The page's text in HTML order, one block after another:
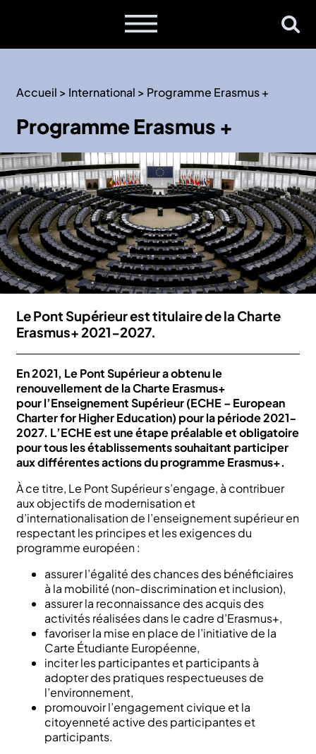
Accueil > International > Programme Erasmus +
Programme Erasmus +
Le Pont Supérieur est titulaire de la Charte
Erasmus+ 2021-2027.
En 2021, Le Pont Supérieur a obtenu le
renouvellement de la Charte Erasmus+
pour l’Enseignement Supérieur (ECHE – European
Charter for Higher Education) pour la période 2021-
2027. L’ECHE est une étape préalable et obligatoire
pour tous les établissements souhaitant participer
aux différentes actions du programme Erasmus+.
À ce titre, Le Pont Supérieur s’engage, à contribuer
aux objectifs de modernisation et
d’internationalisation de l’enseignement supérieur en
respectant les principes et les exigences du
programme européen :
assurer l’égalité des chances des bénéficiaires
à la mobilité (non-discrimination et inclusion),
assurer la reconnaissance des acquis des
activités réalisées dans le cadre d’Erasmus+,
favoriser la mise en place de l’initiative de la
Carte Étudiante Européenne,
inciter les participantes et participants à
adopter des pratiques respectueuses de
l’environnement,
promouvoir l’engagement civique et la
citoyenneté active des participantes et
participants.